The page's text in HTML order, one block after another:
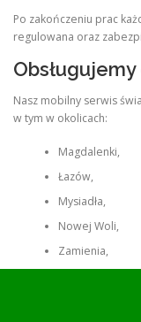
Po zakończeniu prac
regulowana oraz
Nasz mobilny serwis
w tym w okolicach:
Magdalenki,
Łazów,
Mysiadła,
Nowej Woli,
Zamienia,